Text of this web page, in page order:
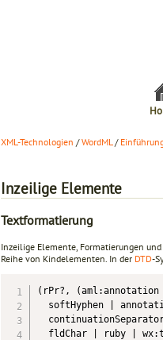
XML-Technologien /WordML/
Inzeilige Elemente
Textformatierung
Inzeilige Elemente, Formatierungen
Reihe von Kindelementen. In der DTD-
(rPr?,
softHyphen |
fldChar | ruby |